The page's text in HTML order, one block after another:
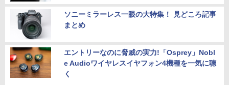
ソニーミラーレス一眼の大特集！ 見どころ記事
まとめ
エントリーなのに脅威の実力!「Osprey」Nobl
e Audioワイヤレスイヤフォン4機種を一気に聴
く